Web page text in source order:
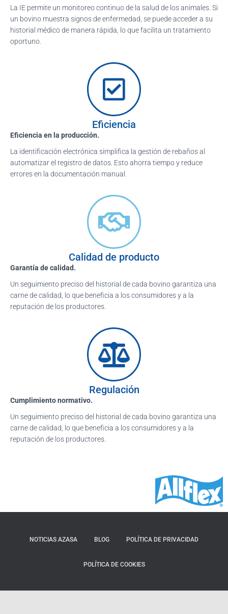
La IE permite un monitoreo continuo de la salud de los animales. Si
un bovino muestra signos de enfermedad, se puede acceder a su
historial médico de manera rápida, lo que facilita un tratamiento
oportuno.
Eficiencia
Eficiencia en la producción.
La identificación electrónica simplifica la gestión de rebaños al
automatizar el registro de datos. Esto ahorra tiempo y reduce
errores en la documentación manual.
Calidad de producto
Garantía de calidad.
Un seguimiento preciso del historial de cada bovino garantiza una
carne de calidad, lo que beneficia a los consumidores y a la
reputación de los productores.
Regulación
Cumplimiento normativo.
Un seguimiento preciso del historial de cada bovino garantiza una
carne de calidad, lo que beneficia a los consumidores y a la
reputación de los productores.
NOTICIAS AZASA BLOG POLÍTICA DE PRIVACIDAD
POLÍTICA DE COOKIES